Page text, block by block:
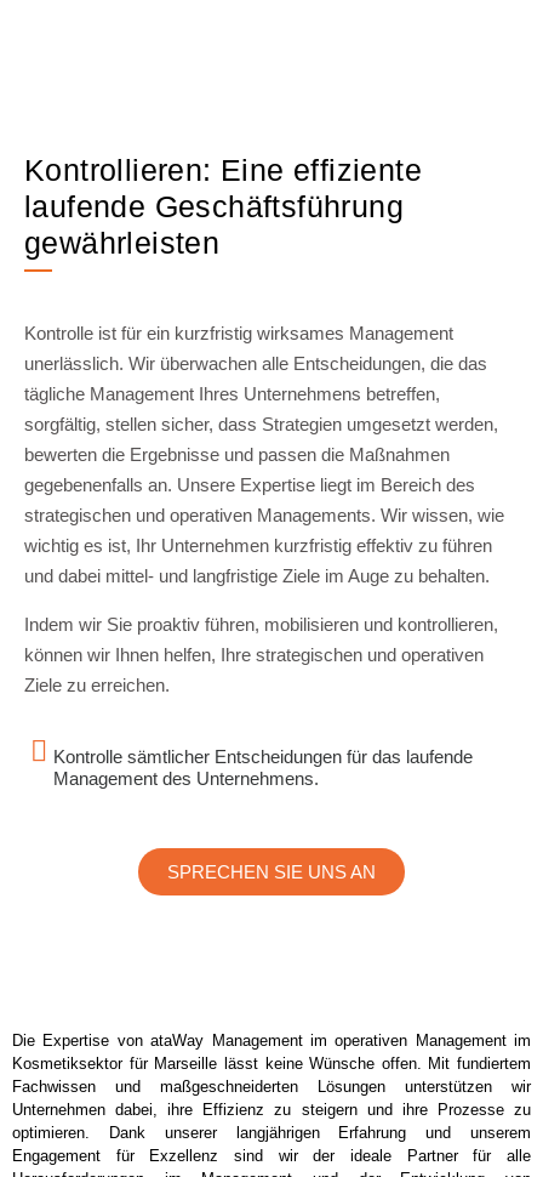
Kontrollieren: Eine effiziente
laufende Geschäftsführung
gewährleisten
Kontrolle ist für ein kurzfristig wirksames Management
unerlässlich. Wir überwachen alle Entscheidungen, die das
tägliche Management Ihres Unternehmens betreffen,
sorgfältig, stellen sicher, dass Strategien umgesetzt werden,
bewerten die Ergebnisse und passen die Maßnahmen
gegebenenfalls an. Unsere Expertise liegt im Bereich des
strategischen und operativen Managements. Wir wissen, wie
wichtig es ist, Ihr Unternehmen kurzfristig effektiv zu führen
und dabei mittel- und langfristige Ziele im Auge zu behalten.
Indem wir Sie proaktiv führen, mobilisieren und kontrollieren,
können wir Ihnen helfen, Ihre strategischen und operativen
Ziele zu erreichen.
Kontrolle sämtlicher Entscheidungen für das laufende
Management des Unternehmens.
SPRECHEN SIE UNS AN
Die Expertise von ataWay Management im operativen Management im
Kosmetiksektor für Marseille lässt keine Wünsche offen. Mit fundiertem
Fachwissen und maßgeschneiderten Lösungen unterstützen wir
Unternehmen dabei, ihre Effizienz zu steigern und ihre Prozesse zu
optimieren. Dank unserer langjährigen Erfahrung und unserem
Engagement für Exzellenz sind wir der ideale Partner für alle